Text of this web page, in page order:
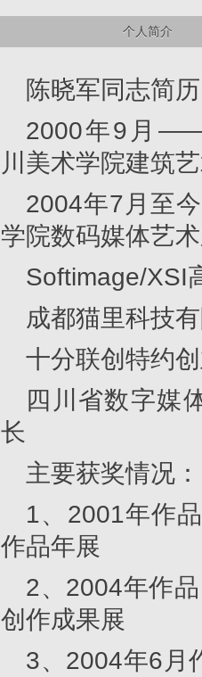
个人简介
陈晓军同志简历
2000年9月
川美术学院建筑
2004年7月至
学院数码媒体艺
Softimage/XSI
成都猫里科技
十分联创特约
四川省数字媒
长
主要获奖情况：
1、2001年作
作品年展
2、2004年作
创作成果展
3、2004年6月